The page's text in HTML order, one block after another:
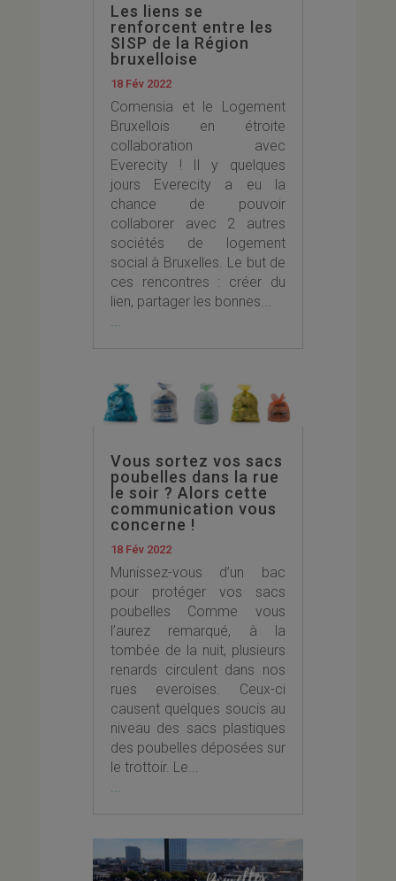
Les liens se
renforcent entre les
SISP de la Région
bruxelloise
18 Fév 2022
Comensia et le Logement
Bruxellois en étroite
collaboration avec
Everecity ! Il y quelques
jours Everecity a eu la
chance de pouvoir
collaborer avec 2 autres
sociétés de logement
social à Bruxelles. Le but de
ces rencontres : créer du
lien, partager les bonnes...
Vous sortez vos sacs
poubelles dans la rue
le soir ? Alors cette
communication vous
concerne !
18 Fév 2022
Munissez-vous d’un bac
pour protéger vos sacs
poubelles Comme vous
l’aurez remarqué, à la
tombée de la nuit, plusieurs
renards circulent dans nos
rues everoises. Ceux-ci
causent quelques soucis au
niveau des sacs plastiques
des poubelles déposées sur
le trottoir. Le...